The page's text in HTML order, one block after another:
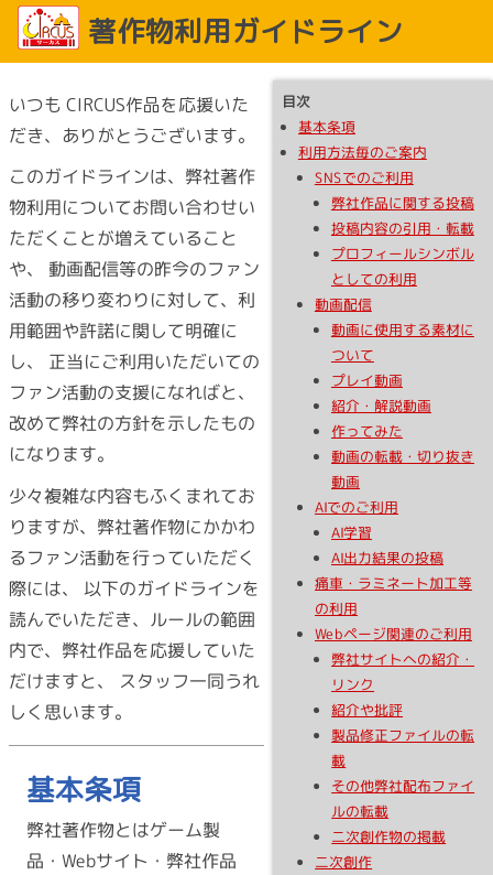
著作物利用ガイドライン
目次
基本条項
利用方法毎のご案内
SNSでのご利用
弊社作品に関する投稿
投稿内容の引用・転載
プロフィールシンボル
としての利用
動画配信
動画に使用する素材に
ついて
プレイ動画
紹介・解説動画
作ってみた
動画の転載・切り抜き
動画
AIでのご利用
AI学習
AI出力結果の投稿
痛車・ラミネート加工等
の利用
Webページ関連のご利用
弊社サイトへの紹介・
リンク
紹介や批評
製品修正ファイルの転
載
その他弊社配布ファイ
ルの転載
二次創作物の掲載
二次創作
いつも CIRCUS作品を応援いた
だき、ありがとうございます。
このガイドラインは、弊社著作
物利用についてお問い合わせい
ただくことが増えていること
や、 動画配信等の昨今のファン
活動の移り変わりに対して、利
用範囲や許諾に関して明確に
し、 正当にご利用いただいての
ファン活動の支援になればと、
改めて弊社の方針を示したもの
になります。
少々複雑な内容もふくまれてお
りますが、弊社著作物にかかわ
るファン活動を行っていただく
際には、 以下のガイドラインを
読んでいただき、ルールの範囲
内で、弊社作品を応援していた
だけますと、 スタッフ一同うれ
しく思います。
基本条項
弊社著作物とはゲーム製
品・Webサイト・弊社作品